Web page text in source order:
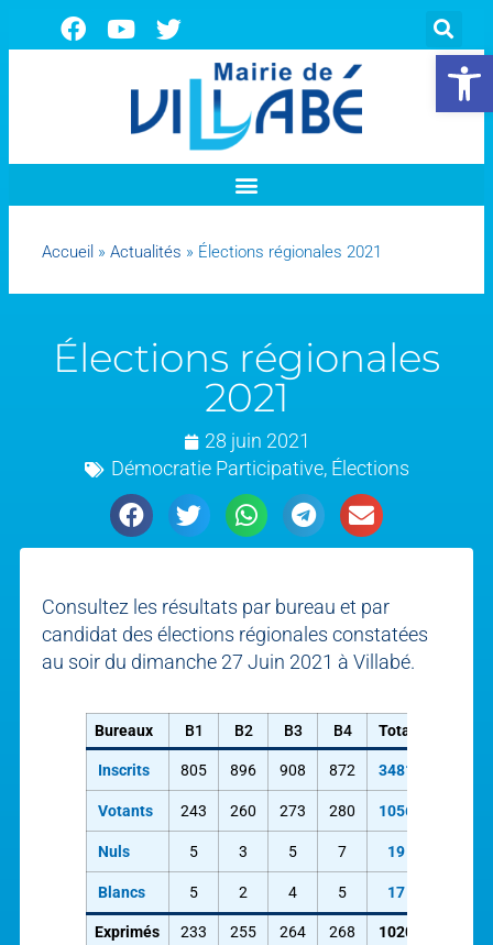
Ouvrir
Accueil » Actualités » Élections régionales 2021
Élections régionales
2021
28 juin 2021
Démocratie Participative, Élections
Consultez les résultats par bureau et par
candidat des élections régionales constatées
au soir du dimanche 27 Juin 2021 à Villabé.
Bureaux B1 B2 B3 B4 Total
Inscrits 805 896 908 872 3481
Votants 243 260 273 280 1056
Nuls 5 3 5 7 19
Blancs 5 2 4 5 17
Exprimés 233 255 264 268 1020